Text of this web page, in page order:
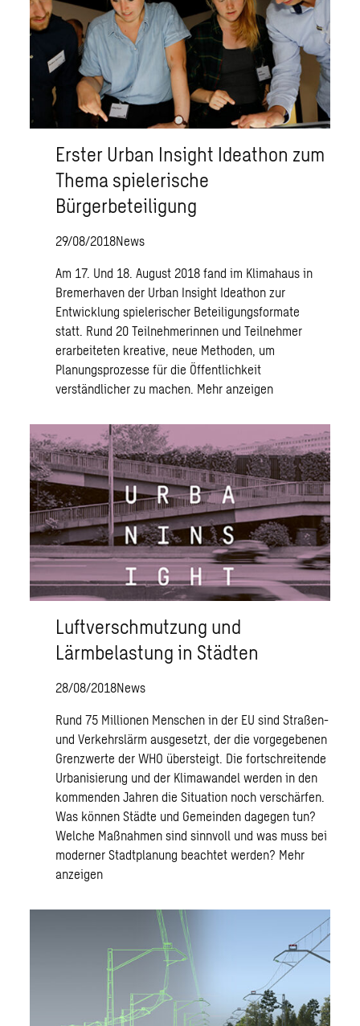
Erster Urban Insight Ideathon zum
Thema spielerische
Bürgerbeteiligung
29/08/2018News
Am 17. Und 18. August 2018 fand im Klimahaus in
Bremerhaven der Urban Insight Ideathon zur
Entwicklung spielerischer Beteiligungsformate
statt. Rund 20 Teilnehmerinnen und Teilnehmer
erarbeiteten kreative, neue Methoden, um
Planungsprozesse für die Öffentlichkeit
verständlicher zu machen. Mehr anzeigen
Luftverschmutzung und
Lärmbelastung in Städten
28/08/2018News
Rund 75 Millionen Menschen in der EU sind Straßen-
und Verkehrslärm ausgesetzt, der die vorgegebenen
Grenzwerte der WHO übersteigt. Die fortschreitende
Urbanisierung und der Klimawandel werden in den
kommenden Jahren die Situation noch verschärfen.
Was können Städte und Gemeinden dagegen tun?
Welche Maßnahmen sind sinnvoll und was muss bei
moderner Stadtplanung beachtet werden? Mehr
anzeigen